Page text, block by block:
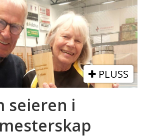
PLUSS
seieren i